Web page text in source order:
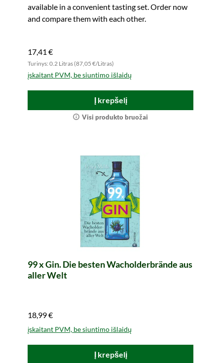
available in a convenient tasting set. Order now
and compare them with each other.
17,41 €
Turinys: 0.2 Litras (87,05 €/Litras)
įskaitant PVM, be siuntimo išlaidų
Į krepšelį
Visi produkto bruožai
99 x Gin. Die besten Wacholderbrände aus
aller Welt
18,99 €
įskaitant PVM, be siuntimo išlaidų
Į krepšelį